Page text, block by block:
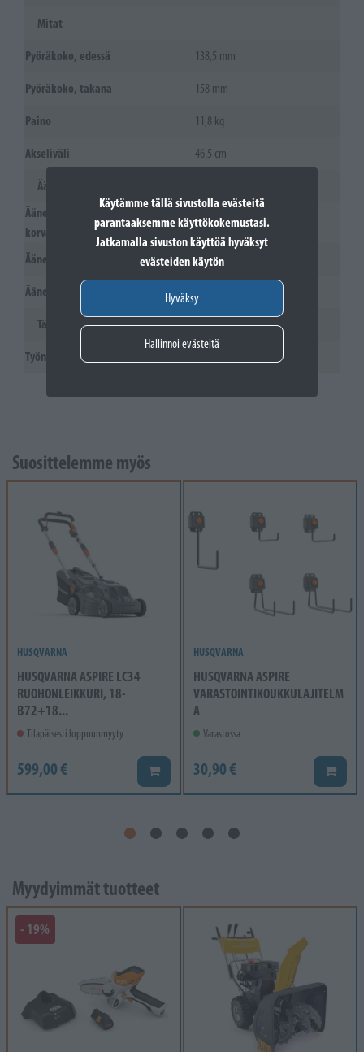
Käytämme tällä sivustolla evästeitä
parantaaksemme käyttökokemustasi.
Jatkamalla sivuston käyttöä hyväksyt
evästeiden käytön
Hyväksy
Hallinnoi evästeitä
Mitat
Pyöräkoko, edessä 138,5 mm
Pyöräkoko, takana 158 mm
Paino 11,8 kg
Akseliväli 46,5 cm
Ääni- ja melutaso
Äänenpaineentaso käyttäjän
korvan kohdalla
74 dB(A)
Äänentehotaso, mitattu 86 dB(A)
Äänentehotaso, taattu (LWA)
Tärinä
Työntöaisan tärinäarvot
Suosittelemme myös
HUSQVARNA
HUSQVARNA ASPIRE LC34
RUOHONLEIKKURI, 18-
B72+18...
Tilapäisesti loppuunmyyty
599,00 € Lisää koriin
HUSQVARNA
HUSQVARNA ASPIRE
VARASTOINTIKOUKKULAJITELM
A
Varastossa
30,90 € Lisää
Myydyimmät tuotteet
- 19%